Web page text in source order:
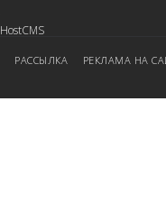
HostCMS
РАССЫЛКА РЕКЛАМА НА